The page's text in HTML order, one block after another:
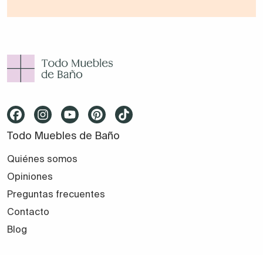
Todo Muebles de Baño
Quiénes somos
Opiniones
Preguntas frecuentes
Contacto
Blog